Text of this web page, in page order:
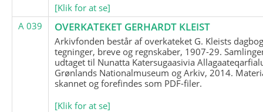
[Klik for at se]
A 039
OVERKATEKET GERHARDT KLEIST
Arkivfonden består af overkateket G. Kleists
tegninger, breve og regnskaber, 1907-29.
udtaget til Nunatta Katersugaasivia
Grønlands Nationalmuseum og Arkiv, 2014.
skannet og forefindes som PDF-filer.
[Klik for at se]